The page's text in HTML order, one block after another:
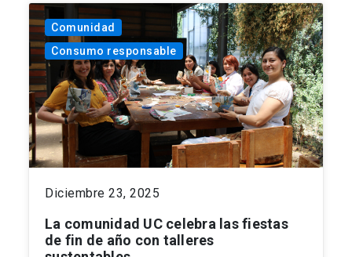
Comunidad
Consumo responsable
Diciembre 23, 2025
La comunidad UC celebra las fiestas
de fin de año con talleres